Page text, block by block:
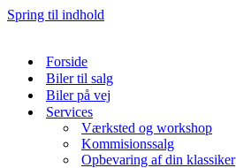
Spring til indhold
Forside
Biler til salg
Biler på vej
Services
Værksted og workshop
Kommisionssalg
Opbevaring af din klassiker